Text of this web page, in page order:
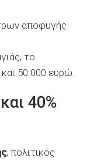
αποφυγής
το
50.000 ευρώ.
40%
, πολιτικός